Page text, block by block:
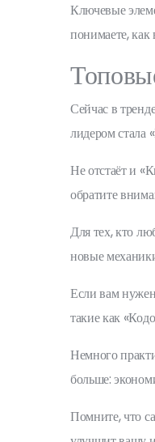
Ключевые
понимаете, как
Сейчас в
лидером стала
Не отстаёт и
обратите
Для тех, кто
новые
Если вам
такие как
Немного
больше:
Помните, что